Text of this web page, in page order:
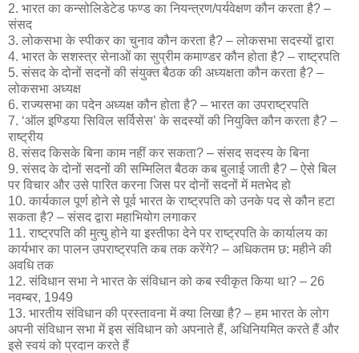
2. भारत का कन्सोलिडेटेड फण्ड का नियन्त्रण/पर्यवेक्षण कौन करता है? –
संसद
3. लोकसभा के स्पीकर का चुनाव कौन करता है? – लोकसभा सदस्यों द्वारा
4. भारत के सशस्त्र सेनाओं का सुप्रीम कमाण्डर कौन होता है? – राष्ट्रपति
5. संसद के दोनों सदनों की संयुक्त बैठक की अध्यक्षता कौन करता है? –
लोकसभा अध्यक्ष
6. राज्यसभा का पदेन अध्यक्ष कौन होता है? – भारत का उपराष्ट्रपति
7. ‘ऑल इण्डिया सिविल सर्विसेस’ के सदस्यों की नियुक्ति कौन करता है? –
राष्ट्रीय
8. संसद किसके बिना काम नहीं कर सकता? – संसद सदस्य के बिना
9. संसद के दोनों सदनों की सम्मिलित बैठक कब बुलाई जाती है? – ऐसे बिल
पर विचार और उसे पारित करना जिस पर दोनों सदनों में मतभेद हो
10. कार्यकाल पूर्ण होने से पूर्व भारत के राष्ट्रपति को उनके पद से कौन हटा
सकता है? – संसद द्वारा महाभियोग लगाकर
11. राष्ट्रपति की मुत्यु होने या इस्तीफा देने पर राष्ट्रपति के कार्यालय का
कार्यभार का पालन उपराष्ट्रपति कब तक करेंगे? – अधिकतम छ: महीने की
अवधि तक
12. संविधान सभा ने भारत के संविधान को कब स्वीकृत किया था? – 26
नवम्बर, 1949
13. भारतीय संविधान की प्रस्तावना में क्या लिखा है? – हम भारत के लोग
अपनी संविधान सभा में इस संविधान को अपनाते हैं, अधिनियमित करते हैं और
इसे स्वयं को प्रदान करते हैं